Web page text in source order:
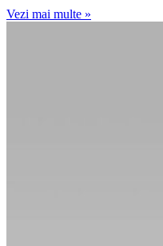
Vezi mai multe »